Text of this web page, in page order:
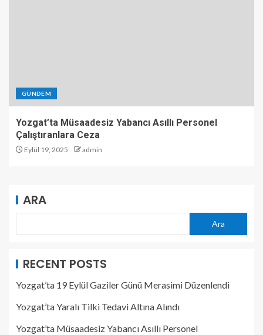
GÜNDEM
Yozgat’ta Müsaadesiz Yabancı Asıllı Personel
Çalıştıranlara Ceza
Eylül 19, 2025 admin
ARA
Ara
RECENT POSTS
Yozgat’ta 19 Eylül Gaziler Günü Merasimi Düzenlendi
Yozgat’ta Yaralı Tilki Tedavi Altına Alındı
Yozgat’ta Müsaadesiz Yabancı Asıllı Personel